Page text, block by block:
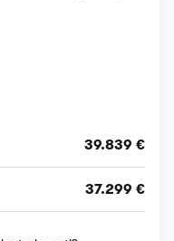
39.839 €
37.299 €